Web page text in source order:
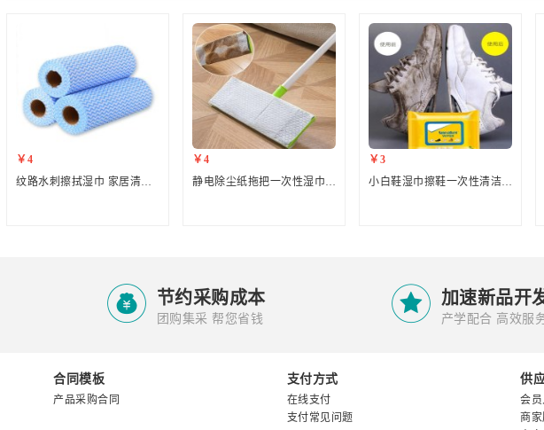
￥4
纹路水刺擦拭湿巾 家居清洁抹布
￥4
静电除尘纸拖把一次性湿巾两用免手洗擦地湿巾家用地板拖地湿纸巾
￥3
小白鞋湿巾擦鞋一次性清洁湿纸巾便携
 节约采购成本
团购集采 帮您省钱  加速新品开
产学配合 高效服
合同模板
产品采购合同
支付方式
在线支付
支付常见问题
供
会
商